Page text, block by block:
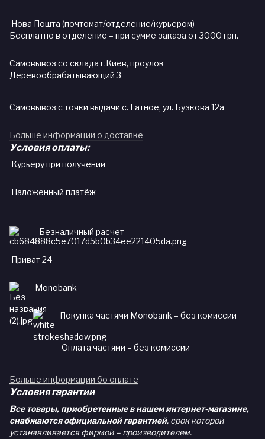
Нова Пошта (почтомат/отделение/курьером)
Бесплатно в отделение – при сумме заказа от 3000 грн.
Самовывоз со склада г.Киев, проулок
Деревообрабатывающий 3
Самовывоз с точки выдачи с. Гатное, ул. Бузкова 12а
Больше информации о доставке
Условия оплаты:
Курьеру при получении
Наложенный платёж
Безналичный расчет
Приват 24
Monobank
Покупка частями Monobank – без комиссии
Оплата частями – без комиссии
Больше информации бо оплате
Условия гарантии
Все товары, приобретенные в нашем интернет-магазине,
снабжаются официальной гарантией, срок которой
устанавливается фирмой – производителем.